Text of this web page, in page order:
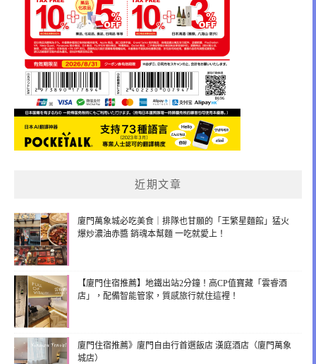
近期文章
廈門萬象城必吃美食｜排隊也甘願的「王繁星麵館」猛火
爆炒濃油赤醬 銷魂本幫麵 一吃就愛上！
【廈門住宿推薦】地鐵出站2分鐘！高CP值寶藏「雲睿酒
店」，配備智能管家，質感旅行就住這裡！
廈門住宿推薦》廈門自由行首選飯店 漢庭酒店（廈門萬象
城店）